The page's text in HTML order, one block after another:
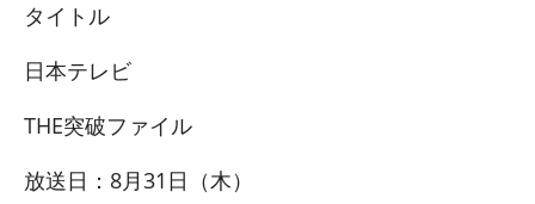
タイトル
日本テレビ
THE突破ファイル
放送日：8月31日（木）